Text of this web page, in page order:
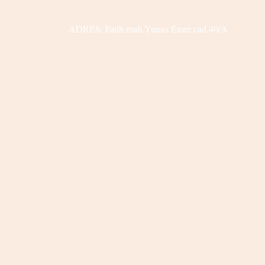
ADRES: Fatih mah.Yunus Emre